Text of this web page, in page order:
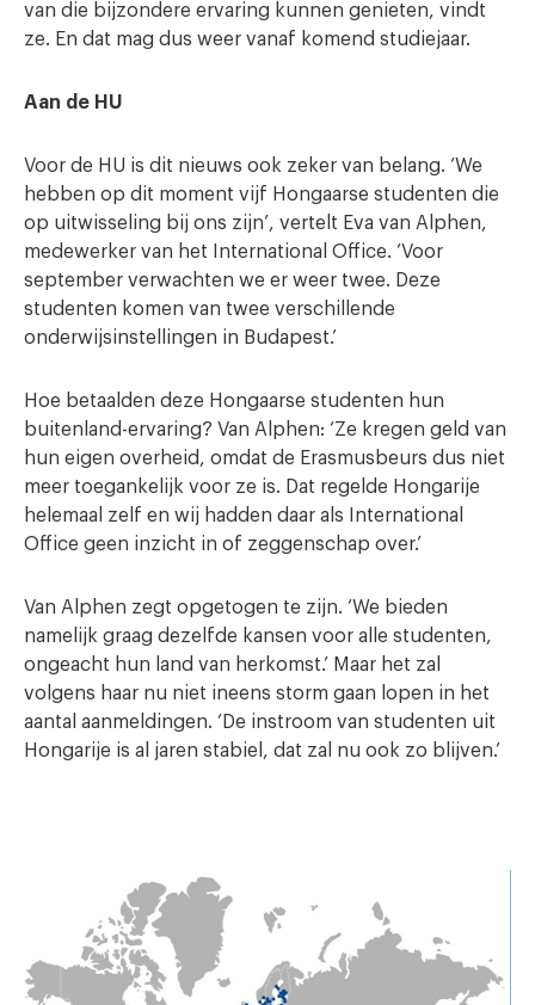
van die bijzondere ervaring kunnen genieten, vindt
ze. En dat mag dus weer vanaf komend studiejaar.
Aan de HU
Voor de HU is dit nieuws ook zeker van belang. ‘We
hebben op dit moment vijf Hongaarse studenten die
op uitwisseling bij ons zijn’, vertelt Eva van Alphen,
medewerker van het International Office. ‘Voor
september verwachten we er weer twee. Deze
studenten komen van twee verschillende
onderwijsinstellingen in Budapest.’
Hoe betaalden deze Hongaarse studenten hun
buitenland-ervaring? Van Alphen: ‘Ze kregen geld van
hun eigen overheid, omdat de Erasmusbeurs dus niet
meer toegankelijk voor ze is. Dat regelde Hongarije
helemaal zelf en wij hadden daar als International
Office geen inzicht in of zeggenschap over.’
Van Alphen zegt opgetogen te zijn. ‘We bieden
namelijk graag dezelfde kansen voor alle studenten,
ongeacht hun land van herkomst.’ Maar het zal
volgens haar nu niet ineens storm gaan lopen in het
aantal aanmeldingen. ‘De instroom van studenten uit
Hongarije is al jaren stabiel, dat zal nu ook zo blijven.’